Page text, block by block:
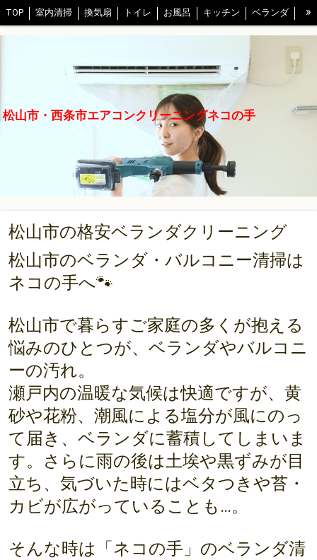
TOP 室内清掃 換気扇 トイレ お風呂 キッチン ベランダ
スタッフ紹介 FAQ
エアコン清掃方法 沖縄店 沖縄店(室内掃除) 石垣島店
千葉店 埼玉店 会社概要
プライバシーポリシー
»
松山市・西条市エアコンクリーニングネコの手
松山市の格安ベランダクリーニング
松山市のベランダ・バルコニー清掃は
ネコの手へ🐾
松山市で暮らすご家庭の多くが抱える
悩みのひとつが、ベランダやバルコニ
ーの汚れ。
瀬戸内の温暖な気候は快適ですが、黄
砂や花粉、潮風による塩分が風にのっ
て届き、ベランダに蓄積してしまいま
す。さらに雨の後は土埃や黒ずみが目
立ち、気づいた時にはベタつきや苔・
カビが広がっていることも…。
そんな時は「ネコの手」のベランダ清